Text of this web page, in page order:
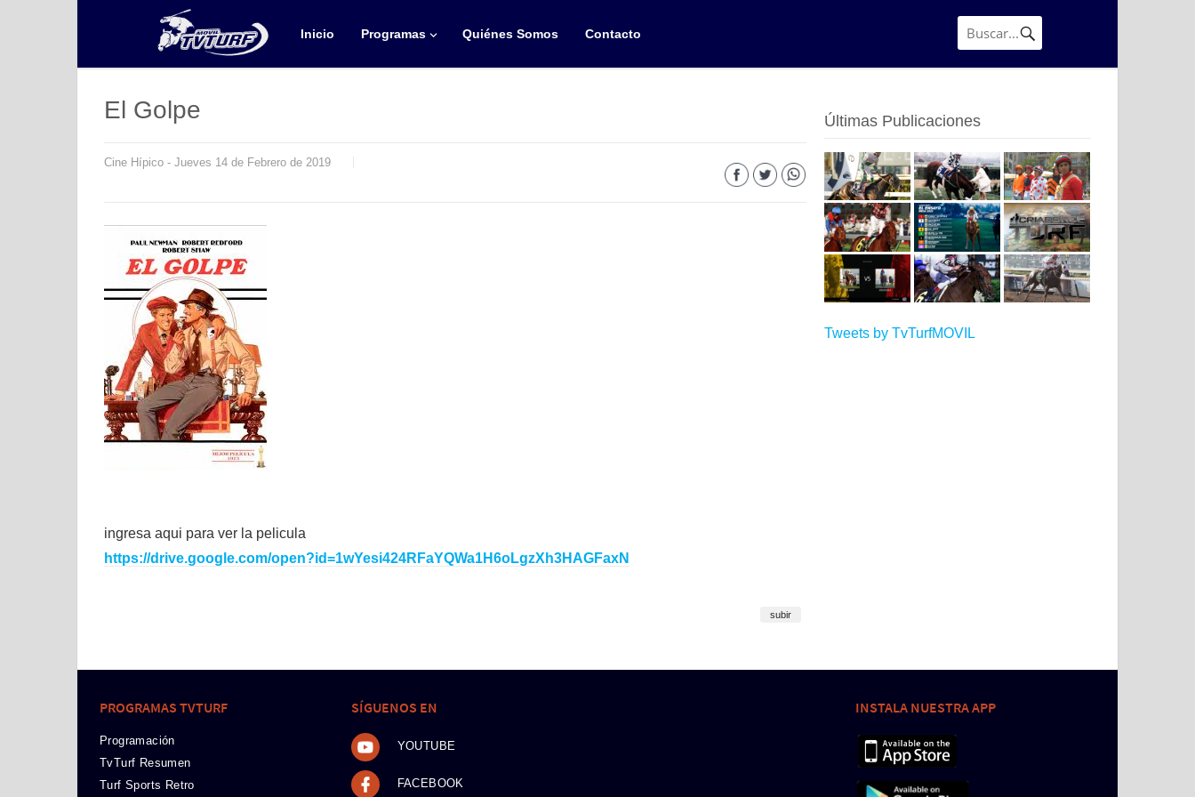
Inicio Programas Quiénes Somos Contacto
El Golpe
Cine Hípico - Jueves 14 de Febrero de 2019
ingresa aqui para ver la pelicula
https://drive.google.com/open?id=1wYesi424RFaYQWa1H6oLgzXh3HAGFaxN
subir
Últimas Publicaciones
Tweets by TvTurfMOVIL
PROGRAMAS TVTURF
Programación
TvTurf Resumen
Turf Sports Retro
SÍGUENOS EN
YOUTUBE
FACEBOOK
INSTALA NUESTRA APP